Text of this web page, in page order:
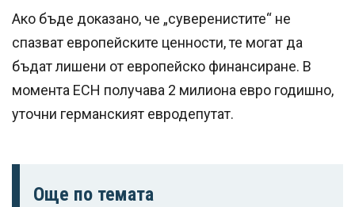
Ако бъде доказано, че „суверенистите“ не
спазват европейските ценности, те могат да
бъдат лишени от европейско финансиране. В
момента ЕСН получава 2 милиона евро годишно,
уточни германският евродепутат.
Още по темата